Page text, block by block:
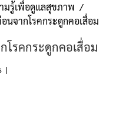
มรู้เพื่อดูแลสุขภาพ
นจากโรคกระดูกคอเสื่อม
รคกระดูกคอเสื่อม
|